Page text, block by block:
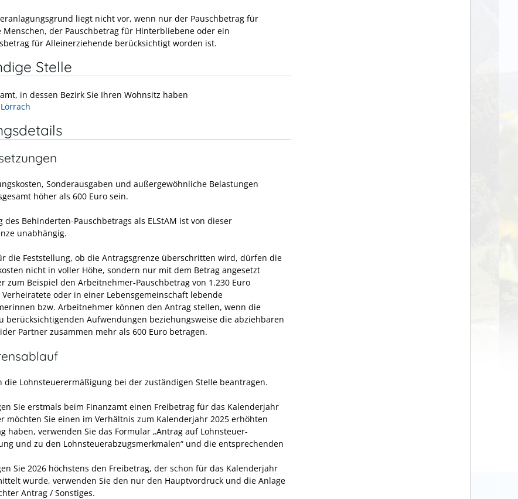
liegt nicht vor, wenn nur der Pauschbetrag für
Menschen, der Pauschbetrag für Hinterbliebene oder ein
für Alleinerziehende berücksichtigt worden ist.
Stelle
in dessen Bezirk Sie Ihren Wohnsitz haben
Sonderausgaben und außergewöhnliche Belastungen
höher als 600 Euro sein.
des Behinderten-Pauschbetrags als ELStAM ist von dieser
unabhängig.
die Feststellung, ob die Antragsgrenze überschritten wird, dürfen die
nicht in voller Höhe, sondern nur mit dem Betrag angesetzt
zum Beispiel den Arbeitnehmer-Pauschbetrag von 1.230 Euro
oder in einer Lebensgemeinschaft lebende
bzw. Arbeitnehmer können den Antrag stellen, wenn die
berücksichtigenden Aufwendungen beziehungsweise die abziehbaren
Partner zusammen mehr als 600 Euro betragen.
die Lohnsteuerermäßigung bei der zuständigen Stelle beantragen.
Sie erstmals beim Finanzamt einen Freibetrag für das Kalenderjahr
möchten Sie einen im Verhältnis zum Kalenderjahr 2025 erhöhten
haben, verwenden Sie das Formular „Antrag auf Lohnsteuer-
und zu den Lohnsteuerabzugsmerkmalen“ und die entsprechenden
Sie 2026 höchstens den Freibetrag, der schon für das Kalenderjahr
wurde, verwenden Sie den nur den Hauptvordruck und die Anlage
Antrag / Sonstiges.